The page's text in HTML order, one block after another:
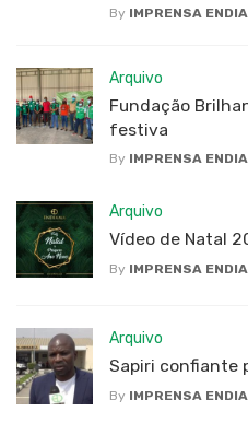
By IMPRENSA
Arquivo
Fundação
festiva
By IMPRENSA
Arquivo
Vídeo de Natal
By IMPRENSA
Arquivo
Sapiri confiante
By IMPRENSA